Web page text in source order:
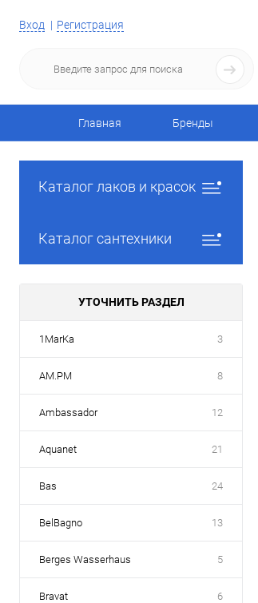
Вход Регистрация
Главная Бренды
Каталог лаков и красок
Каталог сантехники
УТОЧНИТЬ РАЗДЕЛ
1MarKa 3
AM.PM 8
Ambassador 12
Aquanet 21
Bas 24
BelBagno 13
Berges Wasserhaus 5
Bravat 6